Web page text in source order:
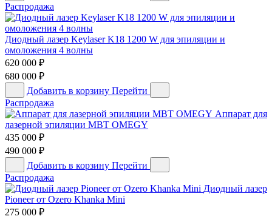
Распродажа
Диодный лазер Keylaser K18 1200 W для эпиляции и
омоложения 4 волны
620 000 ₽
680 000 ₽
Добавить в корзину Перейти
Распродажа
Аппарат для
лазерной эпиляции MBT OMEGY
435 000 ₽
490 000 ₽
Добавить в корзину Перейти
Распродажа
Диодный лазер
Pioneer от Ozero Khanka Mini
275 000 ₽